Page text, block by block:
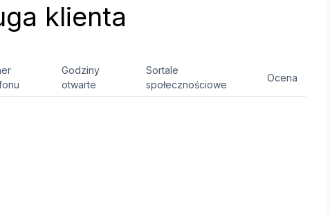
klienta
Godziny
otwarte
Sortale
społecznościowe
Ocena